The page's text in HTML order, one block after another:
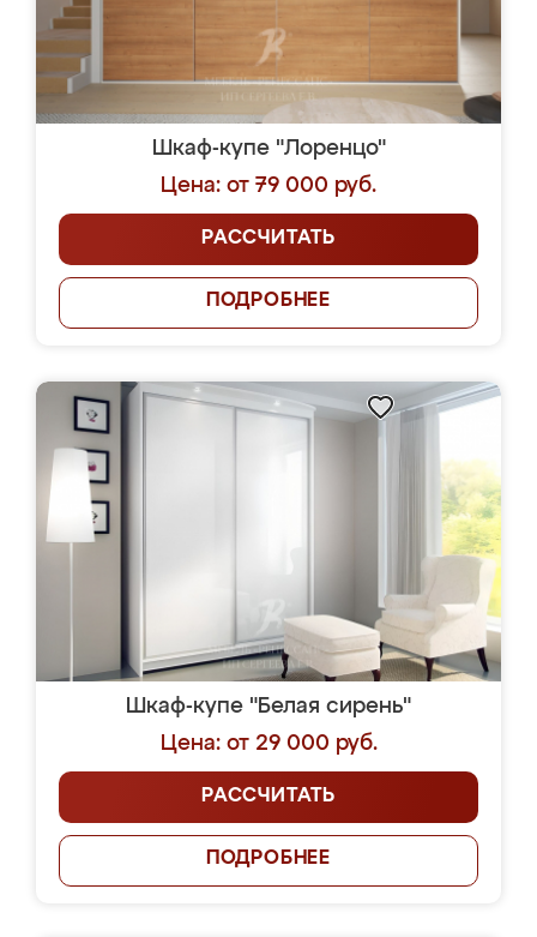
Шкаф-купе "Лоренцо"
Цена: от 79 000 руб.
РАССЧИТАТЬ
ПОДРОБНЕЕ
Шкаф-купе "Белая сирень"
Цена: от 29 000 руб.
РАССЧИТАТЬ
ПОДРОБНЕЕ